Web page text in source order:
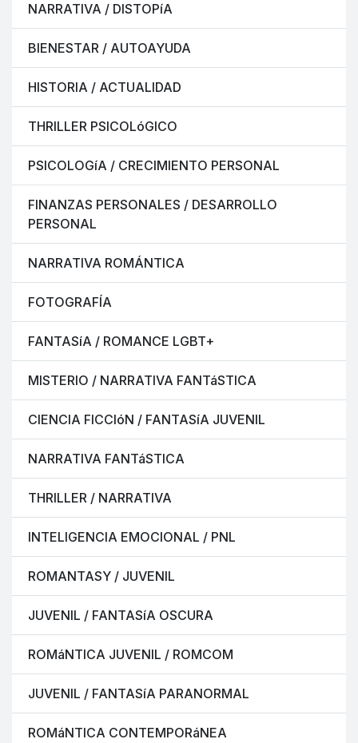
NARRATIVA / DISTOPíA
BIENESTAR / AUTOAYUDA
HISTORIA / ACTUALIDAD
THRILLER PSICOLóGICO
PSICOLOGíA / CRECIMIENTO PERSONAL
FINANZAS PERSONALES / DESARROLLO
PERSONAL
NARRATIVA ROMÁNTICA
FOTOGRAFÍA
FANTASíA / ROMANCE LGBT+
MISTERIO / NARRATIVA FANTáSTICA
CIENCIA FICCIóN / FANTASíA JUVENIL
NARRATIVA FANTáSTICA
THRILLER / NARRATIVA
INTELIGENCIA EMOCIONAL / PNL
ROMANTASY / JUVENIL
JUVENIL / FANTASíA OSCURA
ROMáNTICA JUVENIL / ROMCOM
JUVENIL / FANTASíA PARANORMAL
ROMáNTICA CONTEMPORáNEA